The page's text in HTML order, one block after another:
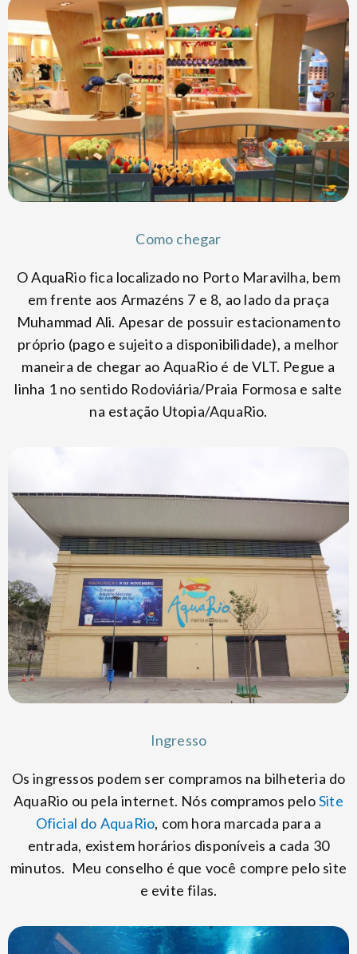
Como chegar
O AquaRio fica localizado no Porto Maravilha, bem
em frente aos Armazéns 7 e 8, ao lado da praça
Muhammad Ali. Apesar de possuir estacionamento
próprio (pago e sujeito a disponibilidade), a melhor
maneira de chegar ao AquaRio é de VLT. Pegue a
linha 1 no sentido Rodoviária/Praia Formosa e salte
na estação Utopia/AquaRio.
Ingresso
Os ingressos podem ser compramos na bilheteria do
AquaRio ou pela internet. Nós compramos peloSite
Oficial do AquaRio, com hora marcada para a
entrada, existem horários disponíveis a cada 30
minutos. Meu conselho é que você compre pelo site
e evite filas.